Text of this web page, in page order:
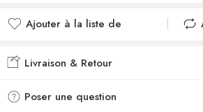
Ajouter à la liste de
Ajouté à la liste de
Livraison & Retour
Poser une question